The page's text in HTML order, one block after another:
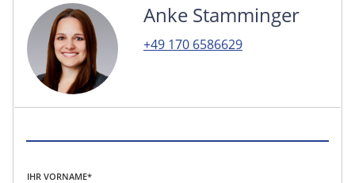
Anke Stamminger
+49 170 6586629
IHR VORNAME*